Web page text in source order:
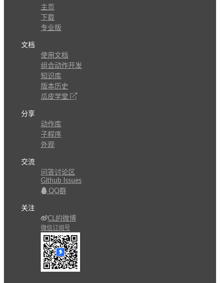
主页
下载
专业版
文档
使用文档
组合动作开发
知识库
版本历史
瓜皮学堂
分享
动作库
子程序
外观
交流
问答讨论区
Github Issues
QQ群
关注
CL的微博
微信订阅号